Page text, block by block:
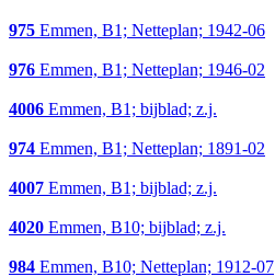
975 Emmen, B1; Netteplan; 1942-06
976 Emmen, B1; Netteplan; 1946-02
4006 Emmen, B1; bijblad; z.j.
974 Emmen, B1; Netteplan; 1891-02
4007 Emmen, B1; bijblad; z.j.
4020 Emmen, B10; bijblad; z.j.
984 Emmen, B10; Netteplan; 1912-07